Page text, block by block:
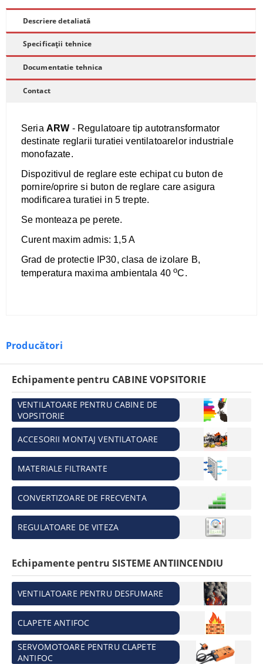
Descriere detaliată
Specificații tehnice
Documentatie tehnica
Contact
​Seria ARW - Regulatoare tip autotransformator
destinate reglarii turatiei ventilatoarelor industriale
monofazate.
Dispozitivul de reglare este echipat cu buton de
pornire/oprire si buton de reglare care asigura
modificarea turatiei in 5 trepte.
Se monteaza pe perete.
Curent maxim admis: 1,5 A
Grad de protectie IP30, clasa de izolare B,
temperatura maxima ambientala 40oC.
Producători
Echipamente pentru CABINE VOPSITORIE
VENTILATOARE PENTRU CABINE DE
VOPSITORIE
ACCESORII MONTAJ VENTILATOARE
MATERIALE FILTRANTE
CONVERTIZOARE DE FRECVENTA
REGULATOARE DE VITEZA
Echipamente pentru SISTEME ANTIINCENDIU
VENTILATOARE PENTRU DESFUMARE
CLAPETE ANTIFOC
SERVOMOTOARE PENTRU CLAPETE
ANTIFOC